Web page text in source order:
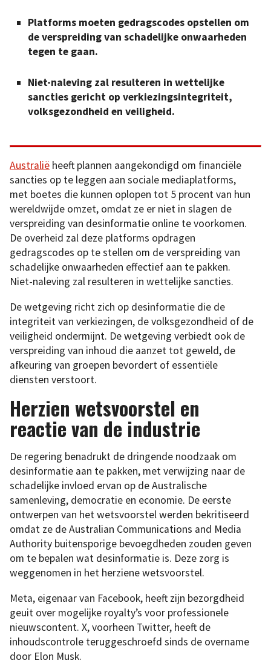
Platforms moeten gedragscodes opstellen om
de verspreiding van schadelijke onwaarheden
tegen te gaan.
Niet-naleving zal resulteren in wettelijke
sancties gericht op verkiezingsintegriteit,
volksgezondheid en veiligheid.
Australië heeft plannen aangekondigd om financiële
sancties op te leggen aan sociale mediaplatforms,
met boetes die kunnen oplopen tot 5 procent van hun
wereldwijde omzet, omdat ze er niet in slagen de
verspreiding van desinformatie online te voorkomen.
De overheid zal deze platforms opdragen
gedragscodes op te stellen om de verspreiding van
schadelijke onwaarheden effectief aan te pakken.
Niet-naleving zal resulteren in wettelijke sancties.
De wetgeving richt zich op desinformatie die de
integriteit van verkiezingen, de volksgezondheid of de
veiligheid ondermijnt. De wetgeving verbiedt ook de
verspreiding van inhoud die aanzet tot geweld, de
afkeuring van groepen bevordert of essentiële
diensten verstoort.
Herzien wetsvoorstel en
reactie van de industrie
De regering benadrukt de dringende noodzaak om
desinformatie aan te pakken, met verwijzing naar de
schadelijke invloed ervan op de Australische
samenleving, democratie en economie. De eerste
ontwerpen van het wetsvoorstel werden bekritiseerd
omdat ze de Australian Communications and Media
Authority buitensporige bevoegdheden zouden geven
om te bepalen wat desinformatie is. Deze zorg is
weggenomen in het herziene wetsvoorstel.
Meta, eigenaar van Facebook, heeft zijn bezorgdheid
geuit over mogelijke royalty’s voor professionele
nieuwscontent. X, voorheen Twitter, heeft de
inhoudscontrole teruggeschroefd sinds de overname
door Elon Musk.